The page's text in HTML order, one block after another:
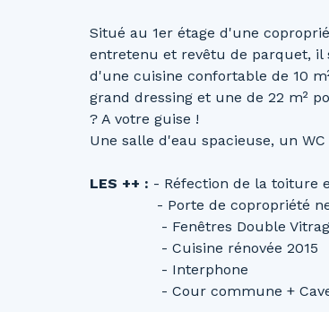
Situé au 1er étage d'une
entretenu et revêtu de parquet, il
d'une cuisine confortable de 10
grand dressing et une de 22 m²
? A votre guise !
Une salle d'eau spacieuse, un
LES ++ : - Réfection de la toiture
- Porte de copropriété
- Fenêtres Double Vitrage
- Cuisine rénovée 2015
- Interphone
- Cour commune +